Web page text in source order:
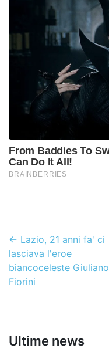
← Lazio, 21 anni fa' ci
lasciava l'eroe
biancoceleste Giuliano
Fiorini
Ultime news